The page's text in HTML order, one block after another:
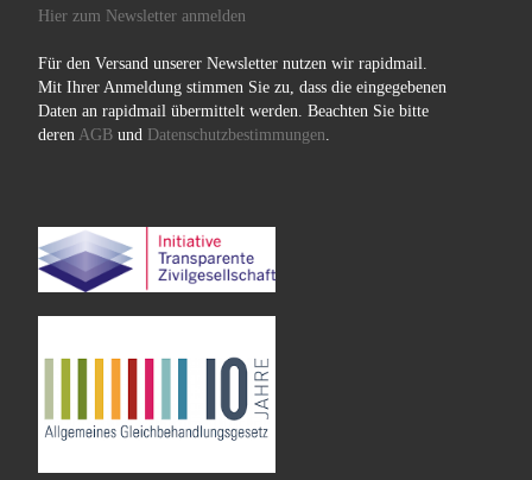
Hier zum Newsletter anmelden
Für den Versand unserer Newsletter nutzen wir rapidmail.
Mit Ihrer Anmeldung stimmen Sie zu, dass die eingegebenen
Daten an rapidmail übermittelt werden. Beachten Sie bitte
deren AGBund Datenschutzbestimmungen